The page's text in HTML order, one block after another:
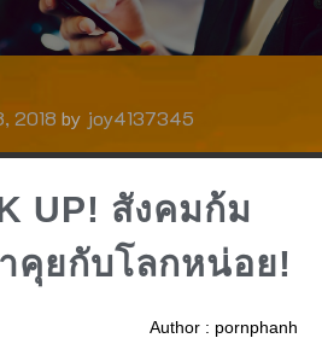
าคะประทีป
2018 by joy4137345
UP! สังคมก้ม
คุยกับโลกหน่อย!
Author : pornphanh